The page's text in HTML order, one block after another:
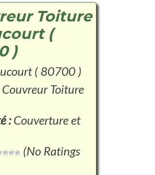
Toiture
(
)
( 80700 )
Couvreur Toiture
:Couverture et
(No Ratings